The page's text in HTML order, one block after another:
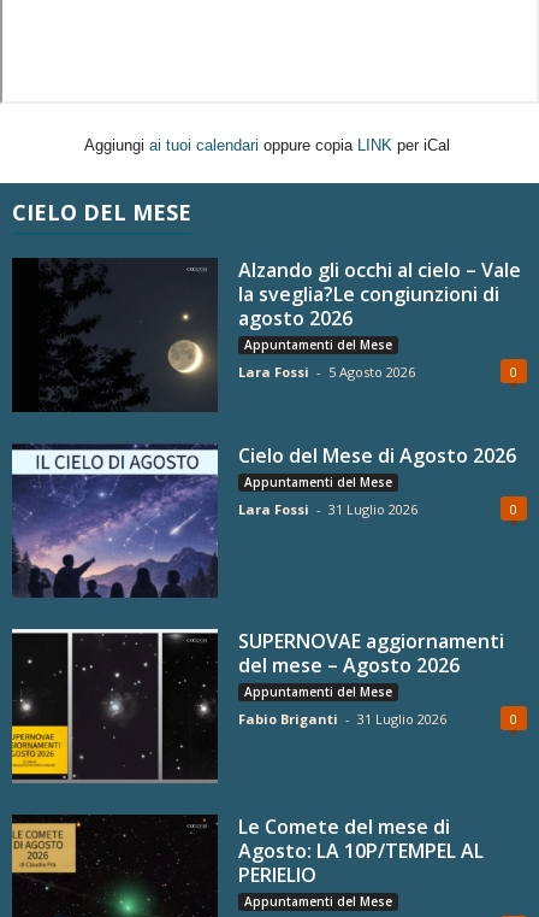
Aggiungi ai tuoi calendari oppure copia LINK per iCal
CIELO DEL MESE
Alzando gli occhi al cielo – Vale
la sveglia?Le congiunzioni di
agosto 2026
Appuntamenti del Mese
Lara Fossi - 5 Agosto 2026 0
Cielo del Mese di Agosto 2026
Appuntamenti del Mese
Lara Fossi - 31 Luglio 2026 0
SUPERNOVAE aggiornamenti
del mese – Agosto 2026
Appuntamenti del Mese
Fabio Briganti - 31 Luglio 2026 0
Le Comete del mese di
Agosto: LA 10P/TEMPEL AL
PERIELIO
Appuntamenti del Mese